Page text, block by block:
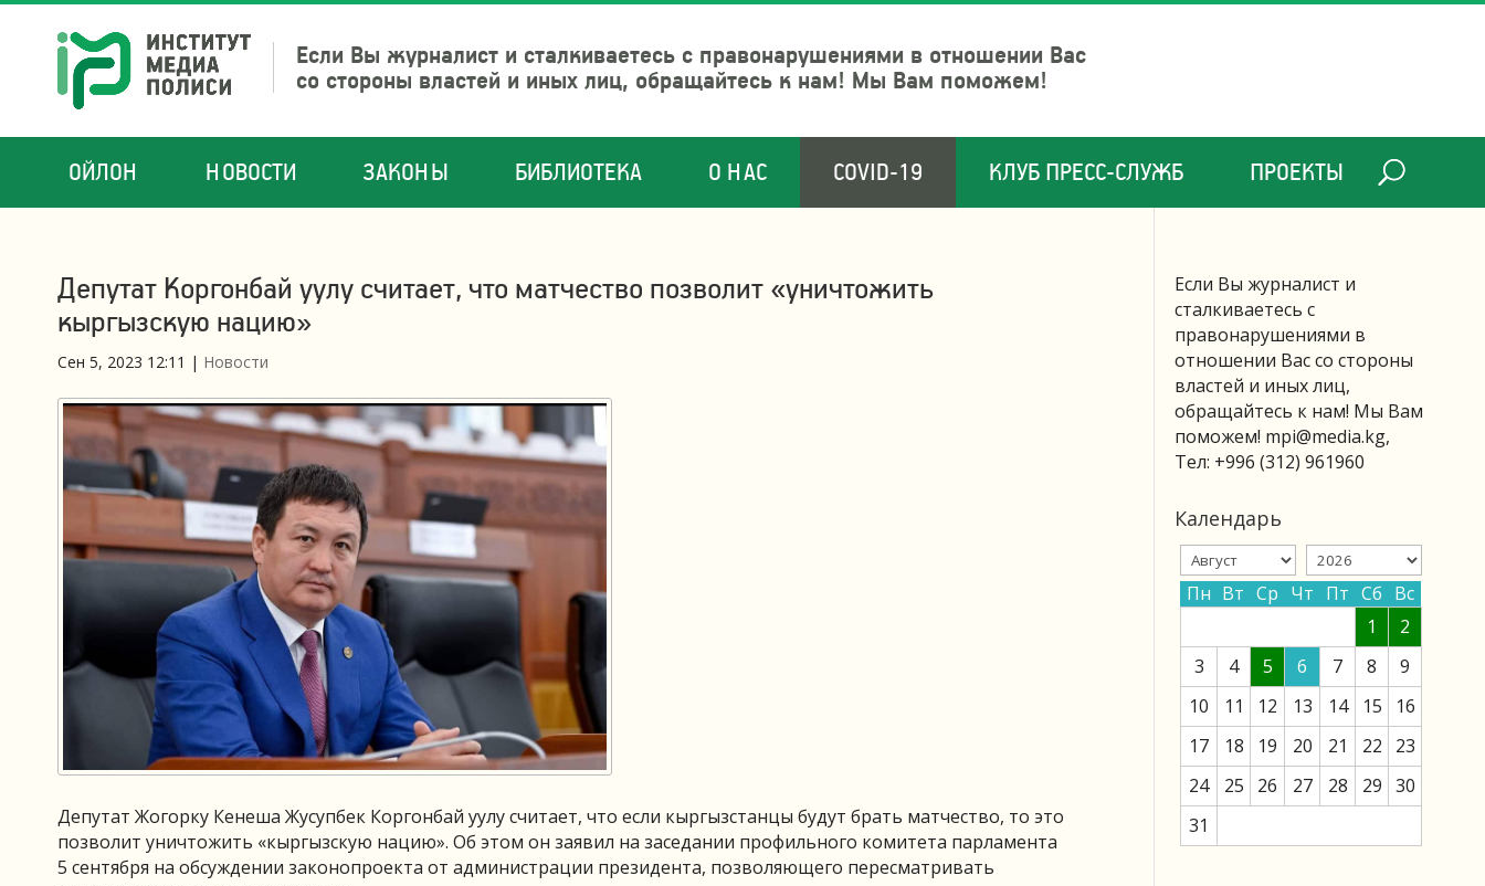
Если Вы журналист и сталкиваетесь с правонарушениями в отношении Вас
со стороны властей и иных лиц, обращайтесь к нам! Мы Вам поможем!
ОЙЛОН НОВОСТИ ЗАКОНЫ БИБЛИОТЕКА О НАС COVID-19 КЛУБ ПРЕСС-СЛУЖБ ПРОЕКТЫ
Депутат Коргонбай уулу считает, что матчество позволит «уничтожить
кыргызскую нацию»
Сен 5, 2023 12:11 | Новости
Депутат Жогорку Кенеша Жусупбек Коргонбай уулу считает, что если кыргызстанцы будут брать матчество, то это
позволит уничтожить «кыргызскую нацию». Об этом он заявил на заседании профильного комитета парламента
5 сентября на обсуждении законопроекта от администрации президента, позволяющего пересматривать
Если Вы журналист и
сталкиваетесь с
правонарушениями в
отношении Вас со стороны
властей и иных лиц,
обращайтесь к нам! Мы Вам
поможем! mpi@media.kg,
Тел: +996 (312) 961960
Календарь
Пн Вт Ср Чт Пт Сб Вс
1
2
3
4 5 6 7 8
9
10
11 12 13 14 15
16
17
18 19 20 21 22
23
24
25 26 27 28 29 30
31